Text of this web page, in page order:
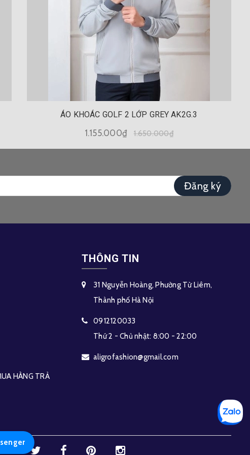
ÁO KHOÁC GOLF 2 LỚP GREY AK2G.3
1.155.000₫ 1.650.000₫
Đăng ký
HÀNG TRẢ
THÔNG TIN
31 Nguyễn Hoàng, Phường Từ Liêm,
Thành phố Hà Nội
0912120033
Thứ 2 - Chủ nhật: 8:00 - 22:00
aligrofashion@gmail.com